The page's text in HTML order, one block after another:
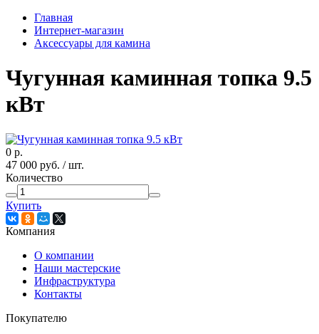
Главная
Интернет-магазин
Аксессуары для камина
Чугунная каминная топка 9.5
кВт
0 р.
47 000 руб. / шт.
Количество
Купить
Компания
О компании
Наши мастерские
Инфраструктура
Контакты
Покупателю